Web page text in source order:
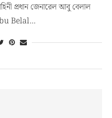
প্রধান জেনারেল আবু বেলাল
Belal…